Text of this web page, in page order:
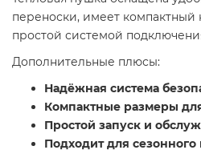
переноски, имеет компактный
простой системой
Дополнительные плюсы:
Надёжная система
Компактные размеры
Простой запуск и
Подходит для сезонного